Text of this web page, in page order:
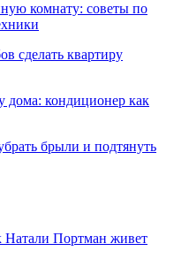
комнату: советы по
сделать квартиру
кондиционер как
брыли и подтянуть
Натали Портман живет